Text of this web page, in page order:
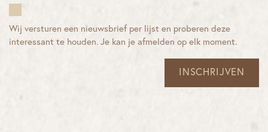
Wij versturen een nieuwsbrief per lijst en proberen deze
interessant te houden. Je kan je afmelden op elk moment.
INSCHRIJVEN